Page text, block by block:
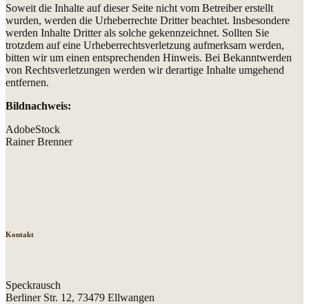
Soweit die Inhalte auf dieser Seite nicht vom Betreiber erstellt
wurden, werden die Urheberrechte Dritter beachtet. Insbesondere
werden Inhalte Dritter als solche gekennzeichnet. Sollten Sie
trotzdem auf eine Urheberrechtsverletzung aufmerksam werden,
bitten wir um einen entsprechenden Hinweis. Bei Bekanntwerden
von Rechtsverletzungen werden wir derartige Inhalte umgehend
entfernen.
Bildnachweis:
AdobeStock
Rainer Brenner
Kontakt
Speckrausch
Berliner Str. 12, 73479 Ellwangen